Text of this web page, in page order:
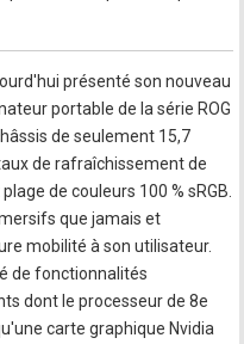
présenté son nouveau
portable de la série ROG
de seulement 15,7
de rafraîchissement de
de couleurs 100 % sRGB.
que jamais et
mobilité à son utilisateur.
de fonctionnalités
dont le processeur de 8e
carte graphique Nvidia